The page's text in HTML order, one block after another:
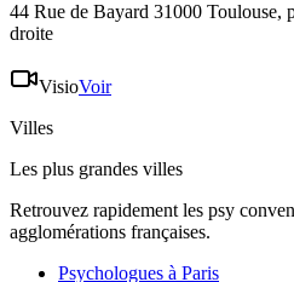
44 Rue de Bayard 31000 Toulouse,
droite
VisioVoir
Villes
Les plus grandes villes
Retrouvez rapidement les psy
agglomérations françaises.
Psychologues à Paris